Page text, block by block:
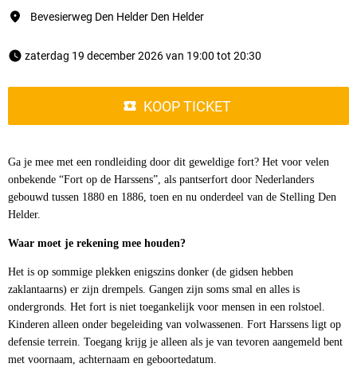
Bevesierweg Den Helder Den Helder
zaterdag 19 december 2026 van 19:00 tot 20:30
KOOP TICKET
Ga je mee met een rondleiding door dit geweldige fort? Het voor velen
onbekende “Fort op de Harssens”, als pantserfort door Nederlanders
gebouwd tussen 1880 en 1886, toen en nu onderdeel van de Stelling Den
Helder.
Waar moet je rekening mee houden?
Het is op sommige plekken enigszins donker (de gidsen hebben
zaklantaarns) er zijn drempels. Gangen zijn soms smal en alles is
ondergronds. Het fort is niet toegankelijk voor mensen in een rolstoel.
Kinderen alleen onder begeleiding van volwassenen. Fort Harssens ligt op
defensie terrein. Toegang krijg je alleen als je van tevoren aangemeld bent
met voornaam, achternaam en geboortedatum.